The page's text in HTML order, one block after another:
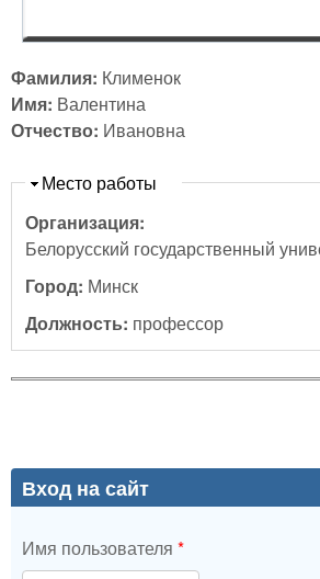
Фамилия: Клименок
Имя: Валентина
Отчество: Ивановна
Скрыть
Место работы
Организация:
Белорусский государственный
Город: Минск
Должность: профессор
Вход на сайт
Имя пользователя *